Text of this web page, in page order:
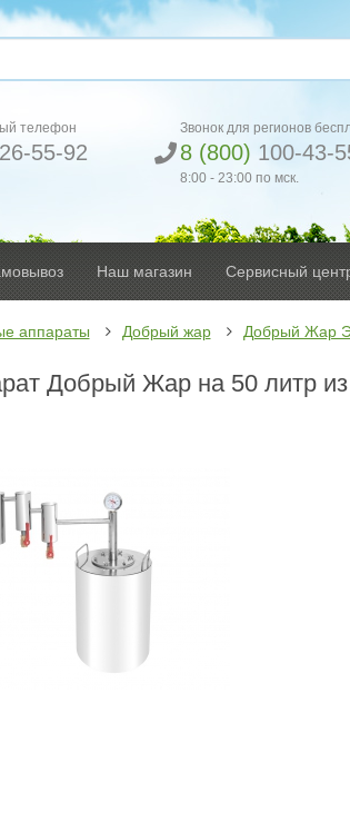
телефон
55-92
Звонок для регионов
8 (800) 100-43-
8:00 - 23:00 по мск.
Наш магазин Сервисный
аппараты Добрый жар Добрый Жар
Добрый Жар на 50 литр